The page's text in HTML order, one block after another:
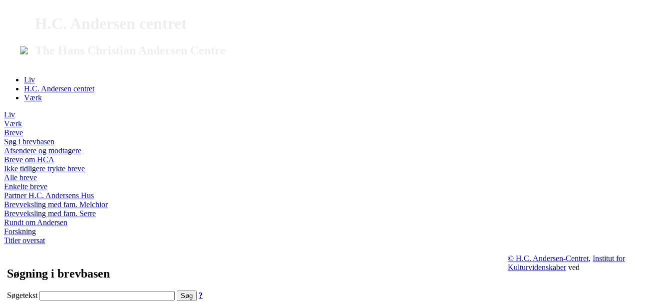
Liv
H.C. Andersen centret
Værk
Liv
Værk
Breve
Søg i brevbasen
Afsendere og modtagere
Breve om HCA
Ikke tidligere trykte breve
Alle breve
Enkelte breve
Partner H.C. Andersens Hus
Brevveksling med fam. Melchior
Brevveksling med fam. Serre
Rundt om Andersen
Forskning
Titler oversat
Søgning i brevbasen
Søgetekst ?
© H.C. Andersen-Centret, Institut for
Kulturvidenskaberved